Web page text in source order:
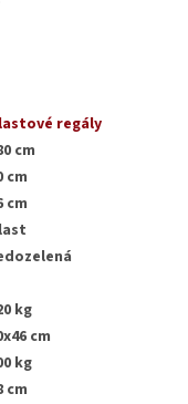
regály
cm
cm
cm
kg
cm
kg
cm